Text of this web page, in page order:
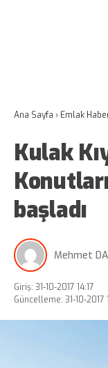
Ana Sayfa › Emlak
Kulak
başladı
Mehmet
Giriş: 31-10-2017 14:17
Güncelleme: 31-10-2017